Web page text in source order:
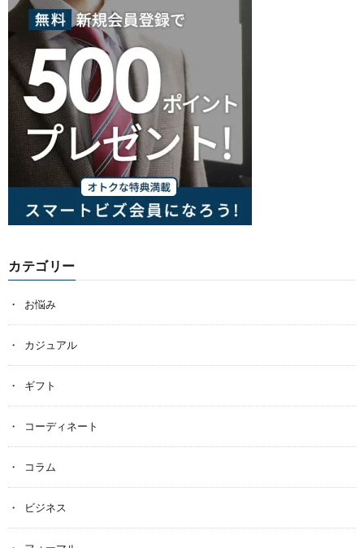
カテゴリー
お悩み
カジュアル
ギフト
コーディネート
コラム
ビジネス